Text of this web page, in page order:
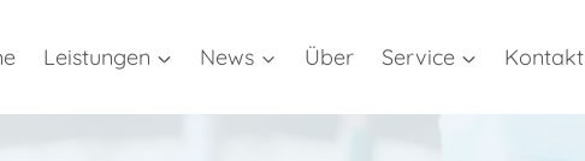
Leistungen News Über Service Kontakt